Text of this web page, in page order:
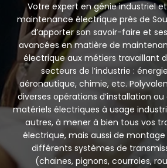
Votre expert en génie industriel
maintenance électrique près de
d’apporter son savoir-faire et
avancées en matière de
électrique aux métiers travaillant
secteurs de l’industrie :
aéronautique, chimie, etc.
diverses opérations d’installation
matériels électriques à usage
autres, à mener à bien tous vos
électrique, mais aussi de
différents systèmes de
(chaines, pignons, courroies,